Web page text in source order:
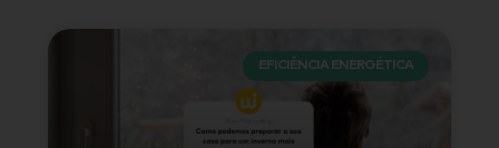
EFICIÊNCIA ENERGÉTICA